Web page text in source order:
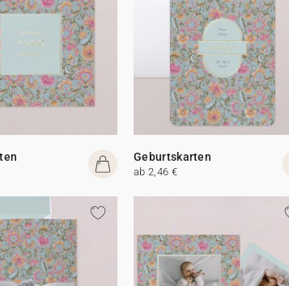
Geburtskarten
ab 2,46 €